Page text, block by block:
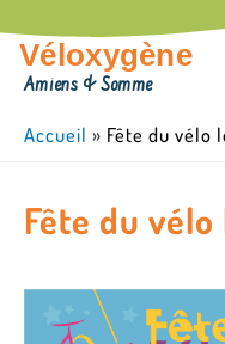
au
contenu
Véloxygène
Amiens & Somme
Accueil » Fête du vélo
Fête du